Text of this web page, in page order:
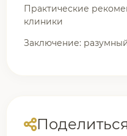
Практические
клиники
Заключение: